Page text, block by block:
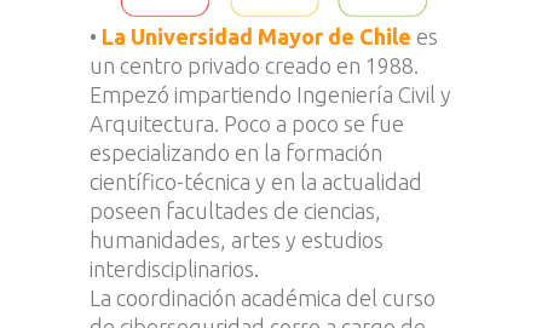
• La Universidad Mayor de Chile es
un centro privado creado en 1988.
Empezó impartiendo Ingeniería Civil y
Arquitectura. Poco a poco se fue
especializando en la formación
científico-técnica y en la actualidad
poseen facultades de ciencias,
humanidades, artes y estudios
interdisciplinarios.
La coordinación académica del curso